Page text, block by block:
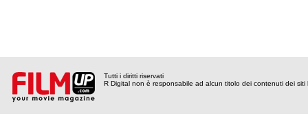
Tutti i diritti riservati
R Digital non è responsabile ad alcun titolo dei contenuti dei siti